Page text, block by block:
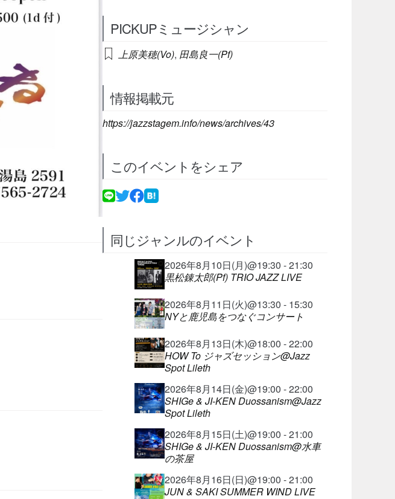
PICKUPミュージシャン
上原美穂(Vo), 田島良一(Pf)
情報掲載元
https://jazzstagem.info/news/archives/43
このイベントをシェア
同じジャンルのイベント
2026年8月10日(月)@19:30 - 21:30
黒松錬太郎(Pf) TRIO JAZZ LIVE
2026年8月11日(火)@13:30 - 15:30
NYと鹿児島をつなぐコンサート
2026年8月13日(木)@18:00 - 22:00
HOW To ジャズセッション@Jazz
Spot Lileth
2026年8月14日(金)@19:00 - 22:00
SHIGe & JI-KEN Duossanism@Jazz
Spot Lileth
2026年8月15日(土)@19:00 - 21:00
SHIGe & JI-KEN Duossanism@水車
の茶屋
2026年8月16日(日)@19:00 - 21:00
JUN & SAKI SUMMER WIND LIVE